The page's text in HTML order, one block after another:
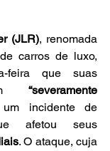
(JLR), renomada
carros de luxo,
feira que suas
“severamente
incidente de
afetou seus
. O ataque, cuja